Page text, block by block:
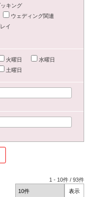
キング
ウェディング関連
イ
火曜日
水曜日
土曜日
1 - 10件 /93件